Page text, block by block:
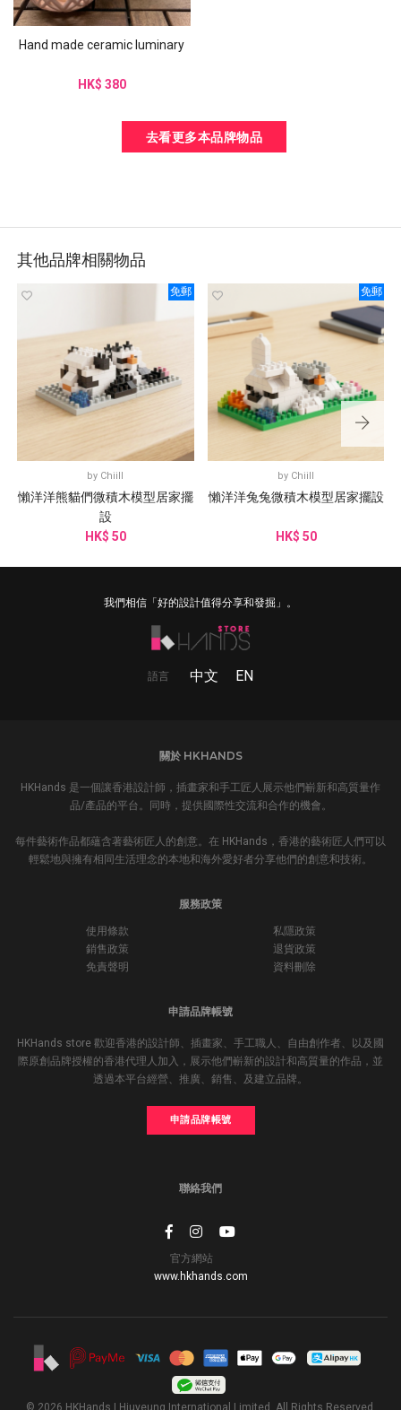
Hand made ceramic luminary
HK$ 380
去看更多本品牌物品
其他品牌相關物品
免郵
by Chiill
懶洋洋熊貓們微積木模型居家擺
設
HK$ 50
免郵
by Chiill
懶洋洋兔兔微積木模型居家擺設
HK$ 50
我們相信「好的設計值得分享和發掘」。
語言 中文 EN
關於 HKHANDS
HKHands 是一個讓香港設計師，插畫家和手工匠人展示他們嶄新和高質量作
品/產品的平台。同時，提供國際性交流和合作的機會。
每件藝術作品都蘊含著藝術匠人的創意。在 HKHands，香港的藝術匠人們可以
輕鬆地與擁有相同生活理念的本地和海外愛好者分享他們的創意和技術。
服務政策
使用條款
私隱政策
銷售政策
退貨政策
免責聲明
資料刪除
申請品牌帳號
HKHands store 歡迎香港的設計師、插畫家、手工職人、自由創作者、以及國
際原創品牌授權的香港代理人加入，展示他們嶄新的設計和高質量的作品，並
透過本平台經營、推廣、銷售、及建立品牌。
申請品牌帳號
聯絡我們
官方網站
www.hkhands.com